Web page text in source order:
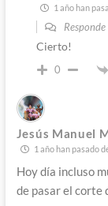
1 año han
Responde
Cierto!
0
Jesús Manuel
1 año han pasado
Hoy día incluso
de pasar el corte